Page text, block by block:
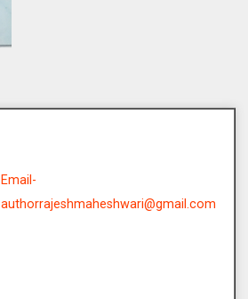
Email-
authorrajeshmaheshwari@gmail.com